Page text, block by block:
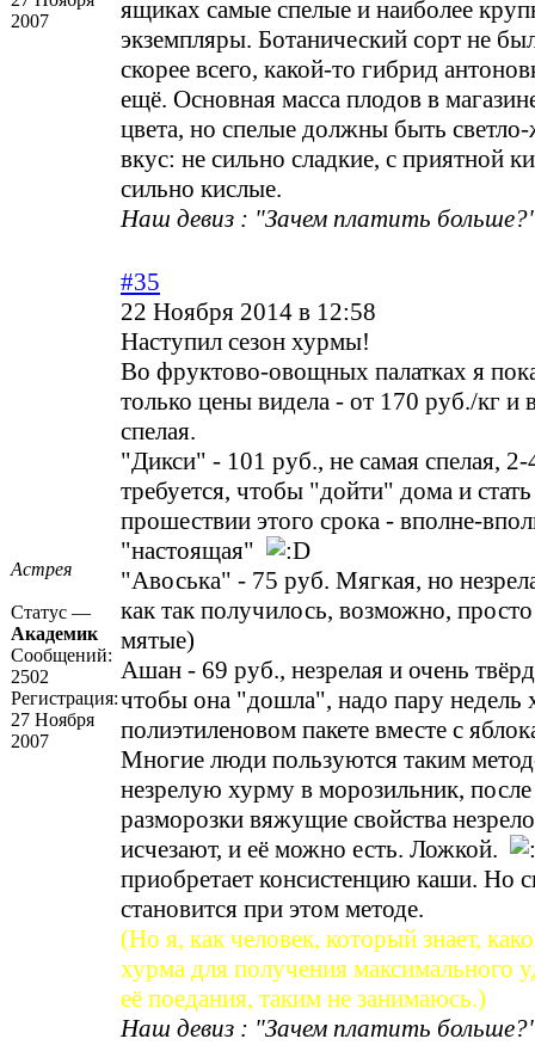
2007
ящиках самые спелые и наиболее
экземпляры. Ботанический сорт не
скорее всего, какой-то гибрид
ещё. Основная масса плодов в
цвета, но спелые должны быть
вкус: не сильно сладкие, с приятной
сильно кислые.
Наш девиз : "Зачем платить
Астрея
Статус —
Академик
Сообщений:
2502
Регистрация:
27 Ноября
2007
#35
22 Ноября 2014 в 12:58
Наступил сезон хурмы!
Во фруктово-овощных палатках я
только цены видела - от 170 руб./кг
спелая.
"Дикси" - 101 руб., не самая спелая, 2-
требуется, чтобы "дойти" дома и
прошествии этого срока - вполне-
"настоящая"
"Авоська" - 75 руб. Мягкая, но
как так получилось, возможно,
мятые)
Ашан - 69 руб., незрелая и очень
чтобы она "дошла", надо пару недель
полиэтиленовом пакете вместе с
Многие люди пользуются таким
незрелую хурму в морозильник,
разморозки вяжущие свойства
исчезают, и её можно есть. Ложкой.
приобретает консистенцию каши. Но
становится при этом методе.
(Но я, как человек, который знает,
хурма для получения максимального
её поедания, таким не занимаюсь.)
Наш девиз : "Зачем платить